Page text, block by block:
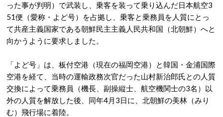
った事が判明）で武装し、乗客を装って乗り込んだ日本航空3
51便（愛称・よど号）を占拠し、乗客と乗務員を人質にとっ
て共産主義国家である朝鮮民主主義人民共和国（北朝鮮）へと
向かうように要求しました。
「よど号」は、板付空港（現在の福岡空港）と韓国・金浦国際
空港を経て、当時の運輸政務次官だった山村新治郎氏との人質
交換によって乗務員（機長、副操縦士、航空機関士の3名）以
外の人質を解放した後、同年4月3日に、北朝鮮の美林（みり
む）飛行場に着陸。